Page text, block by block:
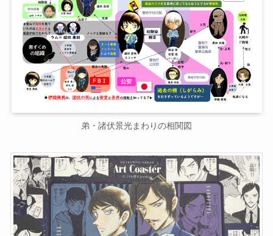
弟・諸伏景光まわりの相関図